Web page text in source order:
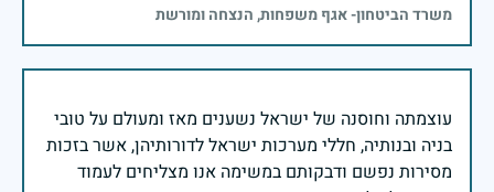
משרד הביטחון- אגף משפחות, הנצחה ומורשת
עוצמתה וחוסנה של ישראל נשענים מאז ומעולם על טובי
בניה ובנותיה, חללי מערכות ישראל לדורותיהן, אשר בזכות
מסירות נפשם ודבקותם במשימה אנו מצליחים לעמוד